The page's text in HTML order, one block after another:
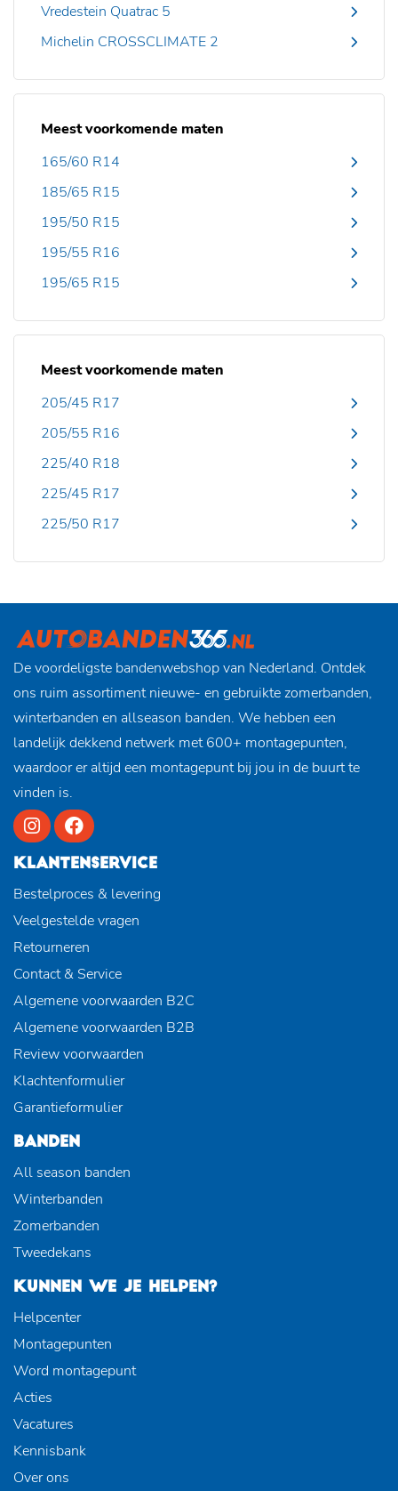
Vredestein Quatrac 5
Michelin CROSSCLIMATE 2
Meest voorkomende maten
165/60 R14
185/65 R15
195/50 R15
195/55 R16
195/65 R15
Meest voorkomende maten
205/45 R17
205/55 R16
225/40 R18
225/45 R17
225/50 R17
De voordeligste bandenwebshop van Nederland. Ontdek
ons ruim assortiment nieuwe- en gebruikte zomerbanden,
winterbanden en allseason banden. We hebben een
landelijk dekkend netwerk met 600+ montagepunten,
waardoor er altijd een montagepunt bij jou in de buurt te
vinden is.
KLANTENSERVICE
Bestelproces & levering
Veelgestelde vragen
Retourneren
Contact & Service
Algemene voorwaarden B2C
Algemene voorwaarden B2B
Review voorwaarden
Klachtenformulier
Garantieformulier
BANDEN
All season banden
Winterbanden
Zomerbanden
Tweedekans
KUNNEN WE JE HELPEN?
Helpcenter
Montagepunten
Word montagepunt
Acties
Vacatures
Kennisbank
Over ons